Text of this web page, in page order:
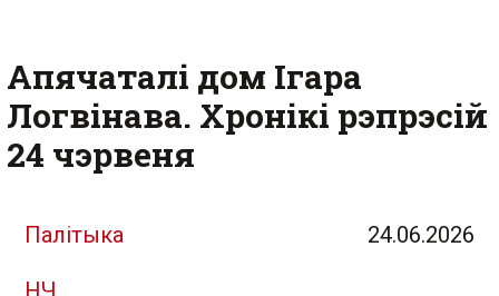
Апячаталі дом Ігара
Логвінава. Хронікі рэпрэсій
24 чэрвеня
Палітыка 24.06.2026
НЧ